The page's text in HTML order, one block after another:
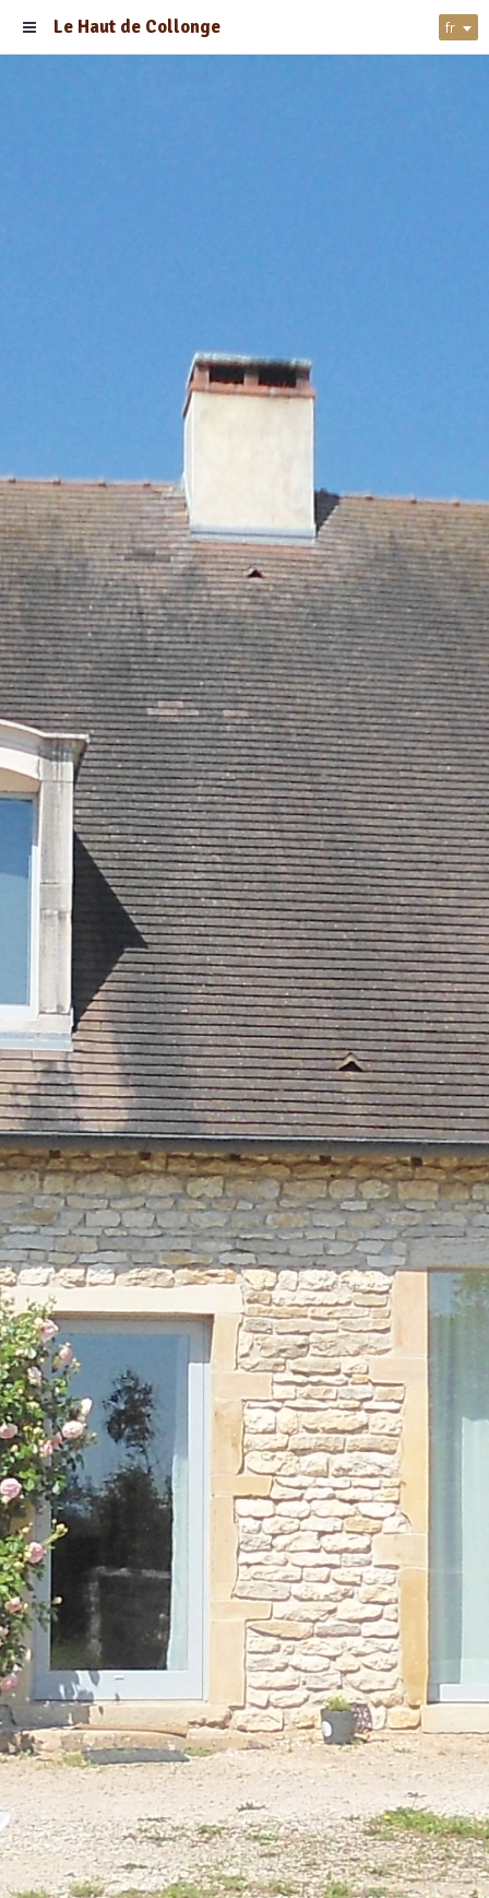
Le Haut de Collonge fr